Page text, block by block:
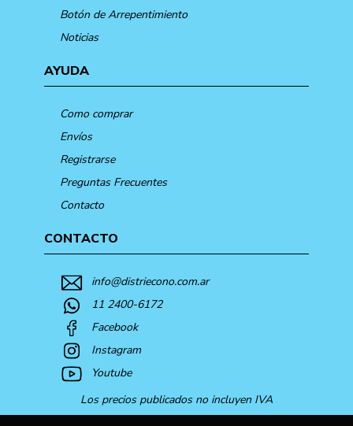
Botón de Arrepentimiento
Noticias
AYUDA
Como comprar
Envíos
Registrarse
Preguntas Frecuentes
Contacto
CONTACTO
info@distriecono.com.ar
11 2400-6172
Facebook
Instagram
Youtube
Los precios publicados no incluyen IVA